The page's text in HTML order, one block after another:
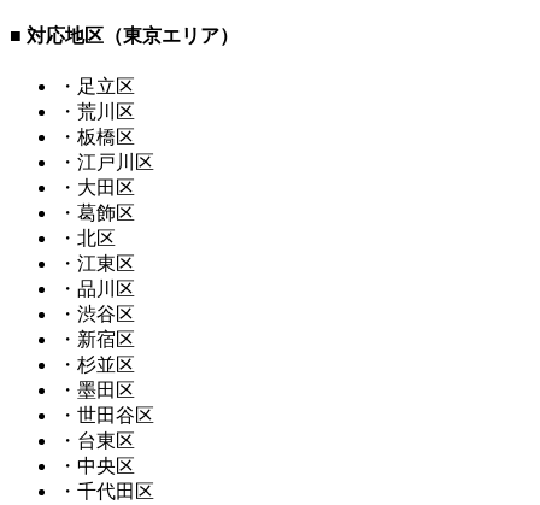
■ 対応地区（東京エリア）
・足立区
・荒川区
・板橋区
・江戸川区
・大田区
・葛飾区
・北区
・江東区
・品川区
・渋谷区
・新宿区
・杉並区
・墨田区
・世田谷区
・台東区
・中央区
・千代田区